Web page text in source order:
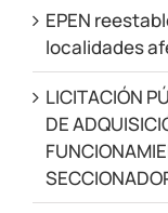
EPEN
localidades
LICITACIÓN
DE